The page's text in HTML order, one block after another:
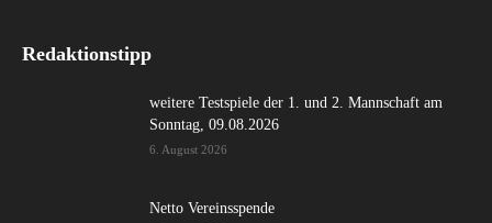
Redaktionstipp
weitere Testspiele der 1. und 2. Mannschaft am
Sonntag, 09.08.2026
6. August 2026
Netto Vereinsspende